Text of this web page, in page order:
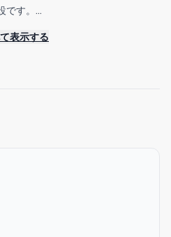
す。
楽しみください。
へ簡単にアクセス可能です。
表示する